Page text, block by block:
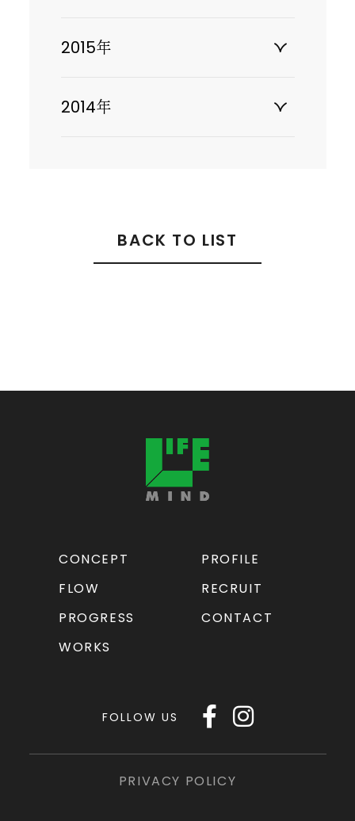
2015年
2014年
BACK TO LIST
CONCEPT
PROFILE
FLOW
RECRUIT
PROGRESS
CONTACT
WORKS
FOLLOW US
PRIVACY POLICY